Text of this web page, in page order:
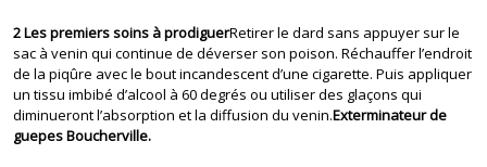
2 Les premiers soins à prodiguerRetirer le dard sans appuyer sur le
sac à venin qui continue de déverser son poison. Réchauffer l’endroit
de la piqûre avec le bout incandescent d’une cigarette. Puis appliquer
un tissu imbibé d’alcool à 60 degrés ou utiliser des glaçons qui
diminueront l’absorption et la diffusion du venin.Exterminateur de
guepes Boucherville.